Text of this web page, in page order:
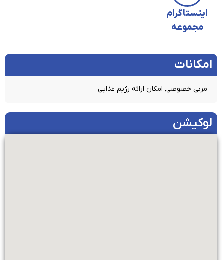
اینستاگرام
مجموعه
امکانات​
مربی خصوصی, امکان ارائه رژیم غذایی
لوکیشن